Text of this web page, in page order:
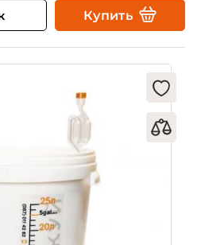
Купить